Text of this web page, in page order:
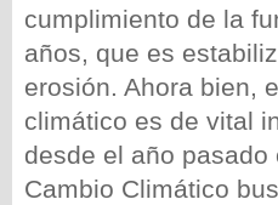
cumplimiento de la
años, que es
erosión. Ahora bien,
climático es de vital
desde el año
Cambio Climático